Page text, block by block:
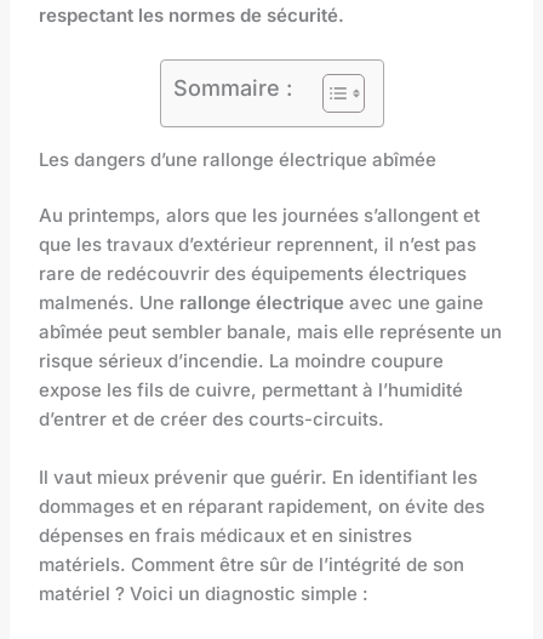
respectant les normes de sécurité.
Sommaire :
Les dangers d’une rallonge électrique abîmée
Au printemps, alors que les journées s’allongent et
que les travaux d’extérieur reprennent, il n’est pas
rare de redécouvrir des équipements électriques
malmenés. Une rallonge électrique avec une gaine
abîmée peut sembler banale, mais elle représente un
risque sérieux d’incendie. La moindre coupure
expose les fils de cuivre, permettant à l’humidité
d’entrer et de créer des courts-circuits.
Il vaut mieux prévenir que guérir. En identifiant les
dommages et en réparant rapidement, on évite des
dépenses en frais médicaux et en sinistres
matériels. Comment être sûr de l’intégrité de son
matériel ? Voici un diagnostic simple :